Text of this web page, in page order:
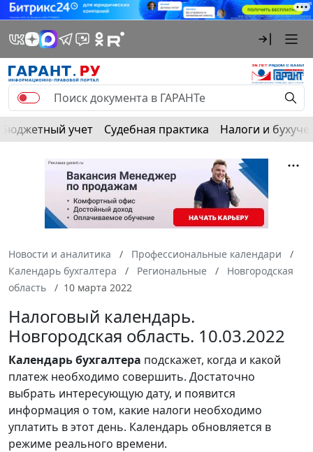
Бюджетный учет Судебная практика Налоги и
Новости и аналитика
Профессиональные календари
Календарь бухгалтера
Региональные
Новгородская
область
10 марта 2022
Налоговый календарь.
Новгородская область. 10.03.2022
Календарьбухгалтера подскажет, когда и какой
платеж необходимо совершить. Достаточно
выбрать интересующую дату, и появится
информация о том, какие налоги необходимо
уплатить в этот день. Календарь обновляется в
режиме реального времени.